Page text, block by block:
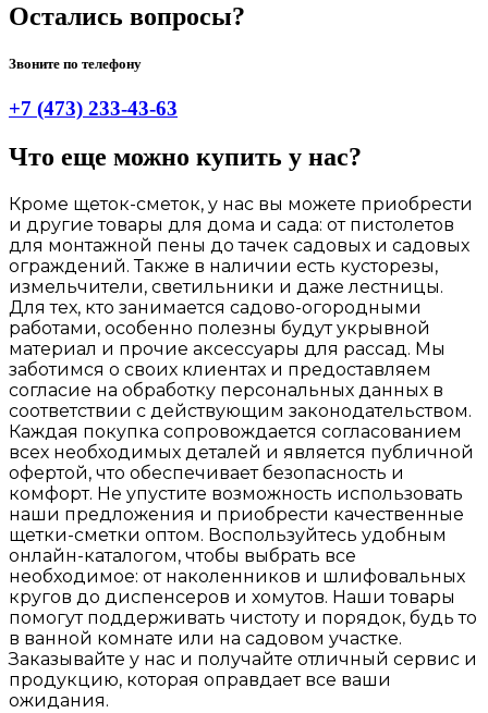
Остались вопросы?
Звоните по телефону
+7 (473) 233-43-63
Что еще можно купить у нас?
Кроме щеток-сметок, у нас вы можете приобрести
и другие товары для дома и сада: от пистолетов
для монтажной пены до тачек садовых и садовых
ограждений. Также в наличии есть кусторезы,
измельчители, светильники и даже лестницы.
Для тех, кто занимается садово-огородными
работами, особенно полезны будут укрывной
материал и прочие аксессуары для рассад. Мы
заботимся о своих клиентах и предоставляем
согласие на обработку персональных данных в
соответствии с действующим законодательством.
Каждая покупка сопровождается согласованием
всех необходимых деталей и является публичной
офертой, что обеспечивает безопасность и
комфорт. Не упустите возможность использовать
наши предложения и приобрести качественные
щетки-сметки оптом. Воспользуйтесь удобным
онлайн-каталогом, чтобы выбрать все
необходимое: от наколенников и шлифовальных
кругов до диспенсеров и хомутов. Наши товары
помогут поддерживать чистоту и порядок, будь то
в ванной комнате или на садовом участке.
Заказывайте у нас и получайте отличный сервис и
продукцию, которая оправдает все ваши
ожидания.